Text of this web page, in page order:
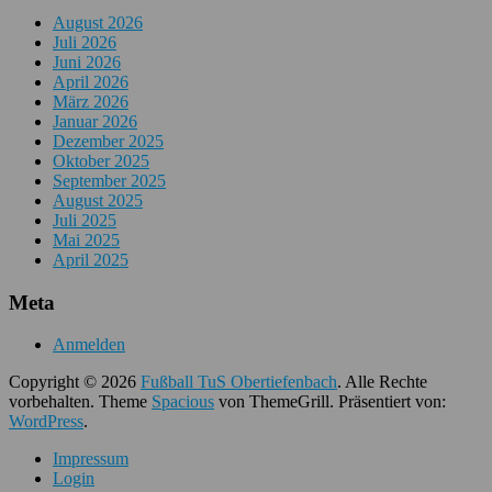
August 2026
Juli 2026
Juni 2026
April 2026
März 2026
Januar 2026
Dezember 2025
Oktober 2025
September 2025
August 2025
Juli 2025
Mai 2025
April 2025
Meta
Anmelden
Copyright © 2026 Fußball TuS Obertiefenbach. Alle Rechte
vorbehalten. Theme Spacious von ThemeGrill. Präsentiert von:
WordPress.
Impressum
Login